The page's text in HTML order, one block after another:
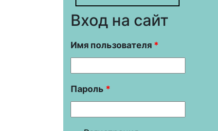
Вход на сайт
Имя пользователя *
Пароль *